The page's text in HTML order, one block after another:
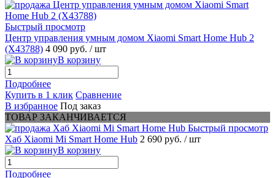
Быстрый просмотр
Центр управления умным домом Xiaomi Smart Home Hub 2
(X43788) 4 090 руб. / шт
В корзину
Подробнее
Купить в 1 клик Сравнение
В избранное Под заказ
ТОВАР ЗАКАНЧИВАЕТСЯ
Быстрый просмотр
Хаб Xiaomi Mi Smart Home Hub 2 690 руб. / шт
В корзину
Подробнее